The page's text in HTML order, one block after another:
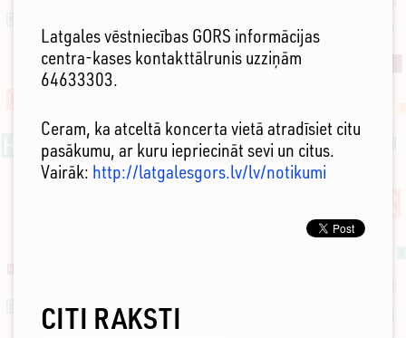
Latgales vēstniecības GORS informācijas
centra-kases kontakttālrunis uzziņām
64633303.
Ceram, ka atceltā koncerta vietā atradīsiet citu
pasākumu, ar kuru iepriecināt sevi un citus.
Vairāk: http://latgalesgors.lv/lv/notikumi
CITI RAKSTI